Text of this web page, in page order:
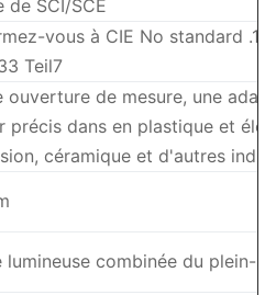
de SCI/SCE
vous à CIE No standard
Teil7
ouverture de mesure, une
précis dans en plastique et
céramique et d'autres
lumineuse combinée du plein-